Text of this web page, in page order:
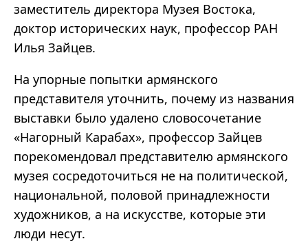
заместитель директора Музея Востока,
доктор исторических наук, профессор РАН
Илья Зайцев.
На упорные попытки армянского
представителя уточнить, почему из названия
выставки было удалено словосочетание
«Нагорный Карабах», профессор Зайцев
порекомендовал представителю армянского
музея сосредоточиться не на политической,
национальной, половой принадлежности
художников, а на искусстве, которые эти
люди несут.